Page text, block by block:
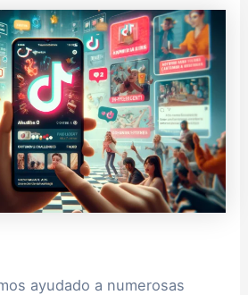
ayudado a numerosas